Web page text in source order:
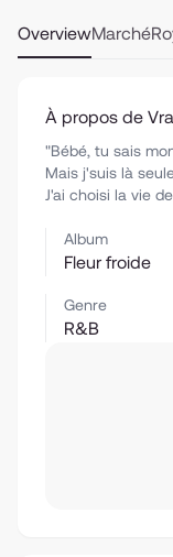
OverviewMarché
À propos de
"Bébé, tu sais
Mais j'suis là
J'ai choisi la vie
Album
Fleur froide
Genre
R&B